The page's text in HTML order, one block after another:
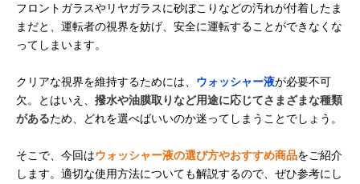
フロントガラスやリヤガラスに砂ぼこりなどの汚れが付着したま
まだと、運転者の視界を妨げ、安全に運転することができなくな
ってしまいます。
クリアな視界を維持するためには、 ウォッシャー液が必要不可
欠。とはいえ、 撥水や油膜取りなど用途に応じてさまざまな種類
があるため、どれを選べばいいのか迷ってしまうことでしょう。
そこで、今回はウォッシャー液の選び方やおすすめ商品をご紹介
します。適切な使用方法についても解説するので、ぜひ参考にし